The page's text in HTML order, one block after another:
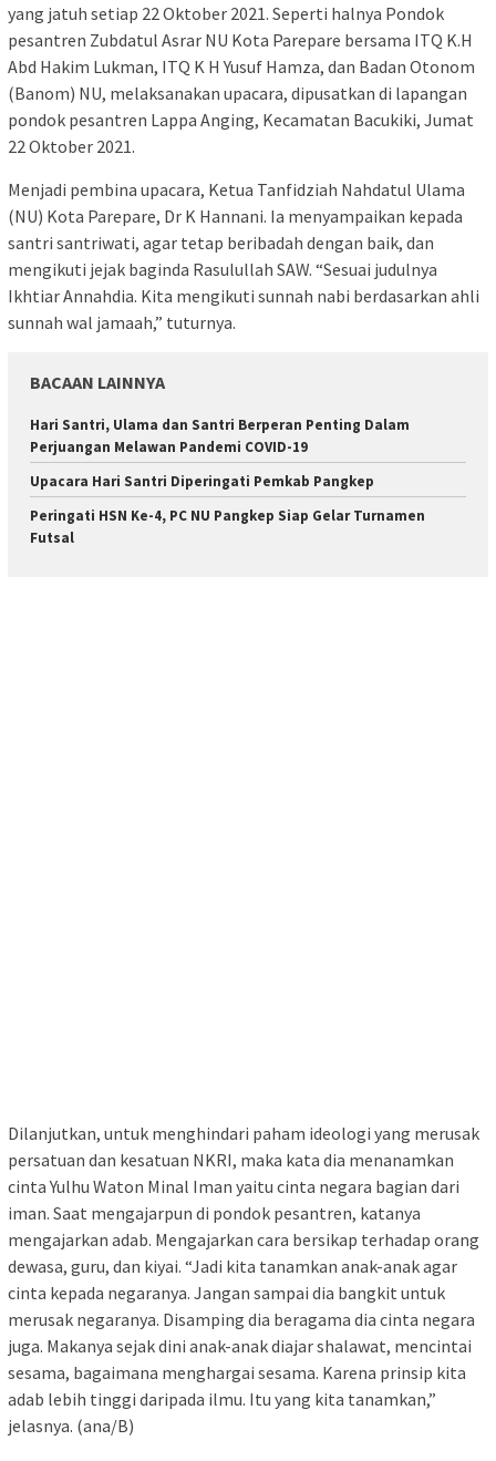
yang jatuh setiap 22 Oktober 2021. Seperti halnya Pondok
pesantren Zubdatul Asrar NU Kota Parepare bersama ITQ K.H
Abd Hakim Lukman, ITQ K H Yusuf Hamza, dan Badan Otonom
(Banom) NU, melaksanakan upacara, dipusatkan di lapangan
pondok pesantren Lappa Anging, Kecamatan Bacukiki, Jumat
22 Oktober 2021.
Menjadi pembina upacara, Ketua Tanfidziah Nahdatul Ulama
(NU) Kota Parepare, Dr K Hannani. Ia menyampaikan kepada
santri santriwati, agar tetap beribadah dengan baik, dan
mengikuti jejak baginda Rasulullah SAW. “Sesuai judulnya
Ikhtiar Annahdia. Kita mengikuti sunnah nabi berdasarkan ahli
sunnah wal jamaah,” tuturnya.
BACAAN LAINNYA
Hari Santri, Ulama dan Santri Berperan Penting Dalam
Perjuangan Melawan Pandemi COVID-19
Upacara Hari Santri Diperingati Pemkab Pangkep
Peringati HSN Ke-4, PC NU Pangkep Siap Gelar Turnamen
Futsal
Dilanjutkan, untuk menghindari paham ideologi yang merusak
persatuan dan kesatuan NKRI, maka kata dia menanamkan
cinta Yulhu Waton Minal Iman yaitu cinta negara bagian dari
iman. Saat mengajarpun di pondok pesantren, katanya
mengajarkan adab. Mengajarkan cara bersikap terhadap orang
dewasa, guru, dan kiyai. “Jadi kita tanamkan anak-anak agar
cinta kepada negaranya. Jangan sampai dia bangkit untuk
merusak negaranya. Disamping dia beragama dia cinta negara
juga. Makanya sejak dini anak-anak diajar shalawat, mencintai
sesama, bagaimana menghargai sesama. Karena prinsip kita
adab lebih tinggi daripada ilmu. Itu yang kita tanamkan,”
jelasnya. (ana/B)